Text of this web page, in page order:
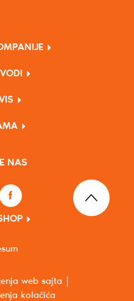
NAS
web sajta
kolačića